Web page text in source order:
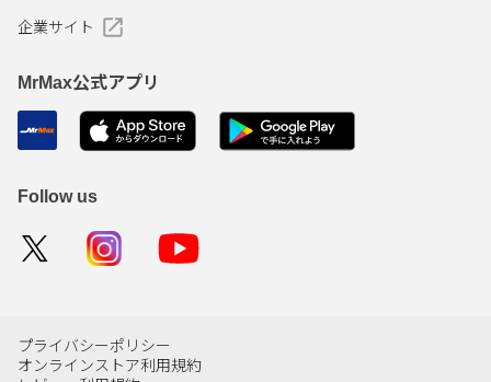
企業サイト
MrMax公式アプリ
Follow us
プライバシーポリシー
オンラインストア利用規約